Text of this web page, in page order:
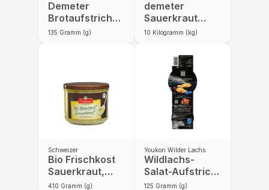
Demeter
Brotaufstrich
Süßkartoffel-
135 Gramm (g)
demeter
Sauerkraut
frisch,
10 Kilogramm (kg)
Schweizer
Bio Frischkost
Sauerkraut,
kühlpflichtig
410 Gramm (g)
Youkon Wilder Lachs
Wildlachs-
Salat-Aufstrich
mit Bio-Zutaten
125 Gramm (g)